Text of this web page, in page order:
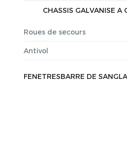
CHASSIS GALVANISE
Roues de secours
Antivol
FENETRESBARRE DE